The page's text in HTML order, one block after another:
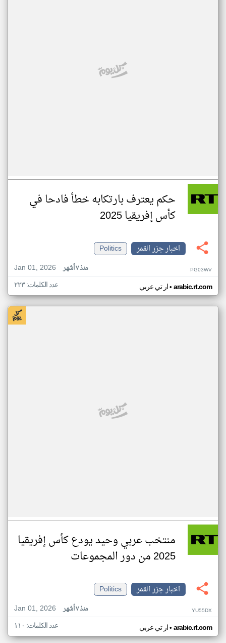
حكم يعترف بارتكابه خطأ فادحا في
كأس إفريقيا 2025
اخبار جزر القمر
Politics
Jan 01, 2026
منذ ٧ أشهر PG03WV
ار تي عربي• arabic.rt.com عدد الكلمات: ٢٢٣
منتخب عربي وحيد يودع كأس إفريقيا
2025 من دور المجموعات
اخبار جزر القمر
Politics
Jan 01, 2026
منذ ٧ أشهر YU55DX
ار تي عربي• arabic.rt.com عدد الكلمات: ١١٠